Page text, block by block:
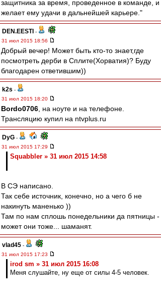
защитника за время, проведенное в команде, и
желает ему удачи в дальнейшей карьере."
DEN.EESTI -
31 июл 2015 18:56
Добрый вечер! Может быть кто-то знает,где
посмотреть дерби в Сплите(Хорватия)? Буду
благодарен ответившим))
k2s -
31 июл 2015 18:20
Bordo0706 , на ноуте и на телефоне.
Трансляцию купил на ntvplus.ru
DyG -
31 июл 2015 17:29
Squabbler » 31 июл 2015 14:58
В СЭ написано.
Так себе источник, конечно, но а чего б не
накинуть маненько ))
Там по нам сплошь понедельники да пятницы -
может они тоже... шаманят.
vlad45 -
31 июл 2015 17:23
irod sm » 31 июл 2015 16:08
Меня слушайте, ну еще от силы 4-5 человек.